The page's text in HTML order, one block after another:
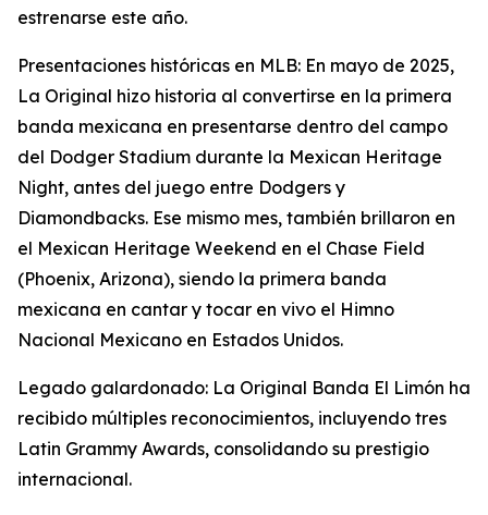
estrenarse este año.
Presentaciones históricas en MLB: En mayo de 2025,
La Original hizo historia al convertirse en la primera
banda mexicana en presentarse dentro del campo
del Dodger Stadium durante la Mexican Heritage
Night, antes del juego entre Dodgers y
Diamondbacks. Ese mismo mes, también brillaron en
el Mexican Heritage Weekend en el Chase Field
(Phoenix, Arizona), siendo la primera banda
mexicana en cantar y tocar en vivo el Himno
Nacional Mexicano en Estados Unidos.
Legado galardonado: La Original Banda El Limón ha
recibido múltiples reconocimientos, incluyendo tres
Latin Grammy Awards, consolidando su prestigio
internacional.